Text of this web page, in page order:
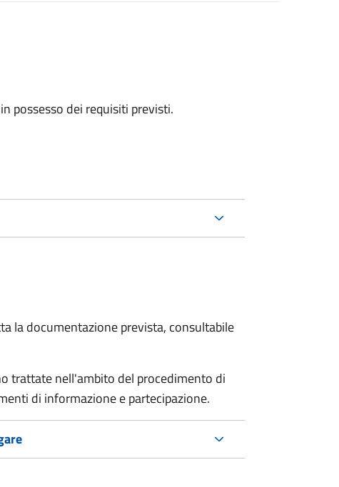
possesso dei requisiti previsti.
la documentazione prevista, consultabile
trattate nell'ambito del procedimento di
di informazione e partecipazione.